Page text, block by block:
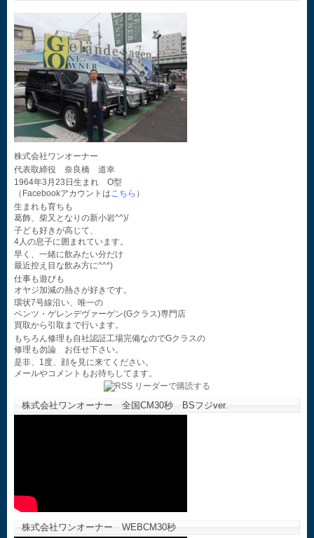
株式会社ワンオーナー
代表取締役 奈良橋 道幸
1964年3月23日生まれ O型
（Facebookアカウントはこちら ）
生まれも育ちも
葛飾、柴又となりの新小岩^^)/
子ども好きが高じて、
4人の息子に囲まれています。
早く、一緒に飲みたい分だけ
最近控え目な飲み方に^^*)
仕事も遊びも
オヤジ加減の熱さが好きです。
環状7号線沿い、唯一の
ベンツ・ゲレンデヴァーゲン(Gクラス)専門店
買取から引取まで行います。
もちろん修理も自社認証工場完備なのでGクラスの
修理も勿論 お任せ下さい。
是非、1度、顔を見に来てください。
メールやコメントもお待ちしてます。
株式会社ワンオーナー 全国CM30秒 BSフジver.
株式会社ワンオーナー WEBCM30秒